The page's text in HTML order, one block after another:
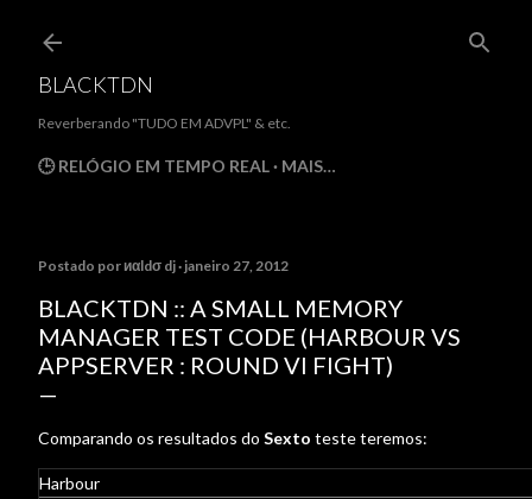
Pular para o
BLACKTDN
Reverberando "TUDO EM ADVPL" & etc.
🕒 RELÓGIO EM TEMPO REAL MAIS…
Postado por иαldσ dj janeiro 27, 2012
BLACKTDN :: A SMALL MEMORY
MANAGER TEST CODE (HARBOUR VS
APPSERVER : ROUND VI FIGHT)
Comparando os resultados do Sexto teste teremos:
Harbour